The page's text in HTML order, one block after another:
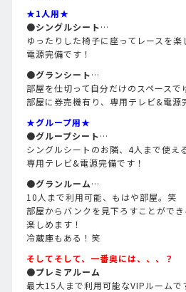
★1人用★
●シングルシート…
ゆったりした椅子に座ってレースを楽
電源完備です！
●グランシート…
部屋を仕切って自分だけのスペースで
部屋に券売機有り、専用テレビ&電源
★グループ用★
●グループシート…
シングルシートのお隣、4人まで使え
専用テレビ&電源完備です！
●グランルーム…
10人まで利用可能、もはや部屋。笑
部屋からバンクを見下ろすことがで
楽しめます！
冷蔵庫もある！笑
そしてそして、一番奥には、、、？
●プレミアルーム
最大15人まで利用可能なVIPルームで